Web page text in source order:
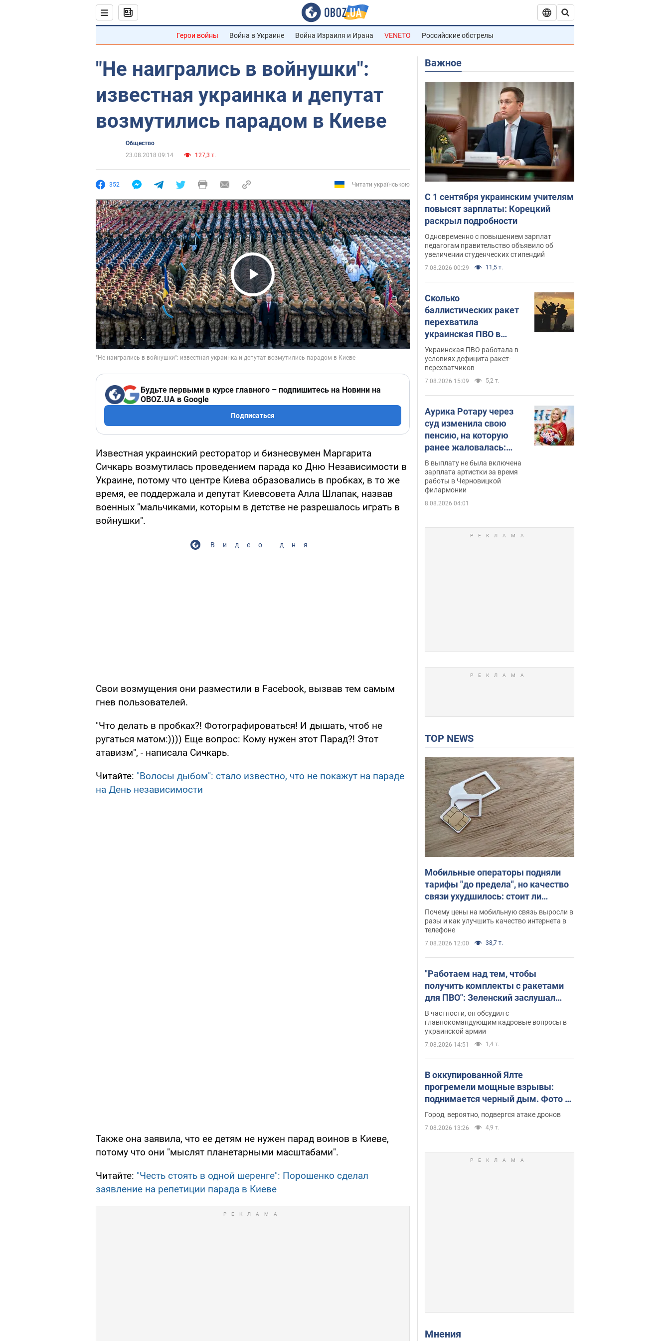
Герои войны Война в Украине Война Израиля и Ирана VENETO Российские обстрелы
"Не наигрались в войнушки":
известная украинка и депутат
возмутились парадом в Киеве
Общество
23.08.2018 09:14
127,3 т.
352 Читати українською
Play Video
Будьте первыми в курсе главного – подпишитесь на Новини на
OBOZ.UA в Google
Подписаться
Известная украинский ресторатор и бизнесвумен Маргарита
Сичкарь возмутилась проведением парада ко Дню Независимости в
Украине, потому что центре Киева образовались в пробках, в то же
время, ее поддержала и депутат Киевсовета Алла Шлапак, назвав
военных "мальчиками, которым в детстве не разрешалось играть в
войнушки".
Видео дня
Свои возмущения они разместили в Facebook, вызвав тем самым
гнев пользователей.
"Что делать в пробках?! Фотографироваться! И дышать, чтоб не
ругаться матом:)))) Еще вопрос: Кому нужен этот Парад?! Этот
атавизм", - написала Сичкарь.
Читайте: "Волосы дыбом": стало известно, что не покажут на параде
на День независимости
Также она заявила, что ее детям не нужен парад воинов в Киеве,
потому что они "мыслят планетарными масштабами".
Читайте: "Честь стоять в одной шеренге": Порошенко сделал
заявление на репетиции парада в Киеве
Важное
С 1 сентября украинским учителям
повысят зарплаты: Корецкий
раскрыл подробности
Одновременно с повышением зарплат
педагогам правительство объявило об
увеличении студенческих стипендий
7.08.2026 00:29 11,5 т.
Сколько
баллистических ракет
перехватила
украинская ПВО в
июле: в Минобороны
назвали цифру
Украинская ПВО работала в
условиях дефицита ракет-
перехватчиков
7.08.2026 15:09 5,2 т.
Аурика Ротару через
суд изменила свою
пенсию, на которую
ранее жаловалась:
сколько получала
певица
В выплату не была включена
зарплата артистки за время
работы в Черновицкой
филармонии
8.08.2026 04:01
TOP NEWS
Мобильные операторы подняли
тарифы "до предела", но качество
связи ухудшилось: стоит ли
жаловаться на цены
Почему цены на мобильную связь выросли в
разы и как улучшить качество интернета в
телефоне
7.08.2026 12:00 38,7 т.
"Работаем над тем, чтобы
получить комплекты с ракетами
для ПВО": Зеленский заслушал
доклад Драпатого и объявил о
новых мерах
В частности, он обсудил с
главнокомандующим кадровые вопросы в
украинской армии
7.08.2026 14:51 1,4 т.
В оккупированной Ялте
прогремели мощные взрывы:
поднимается черный дым. Фото и
видео
Город, вероятно, подвергся атаке дронов
7.08.2026 13:26 4,9 т.
Мнения